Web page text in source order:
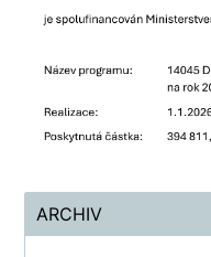
ARCHIV